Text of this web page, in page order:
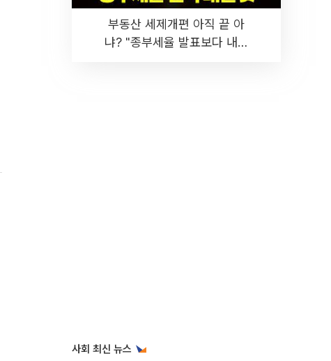
부동산 세제개편 아직 끝 아
냐? "종부세율 발표보다 내릴
사회 최신 뉴스